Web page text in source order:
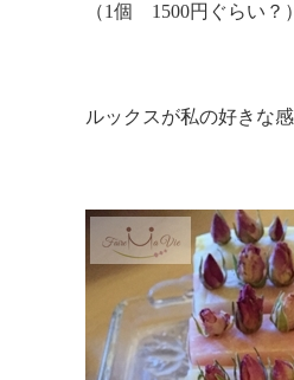
（1個 1500円ぐらい？）
ルックスが私の好きな